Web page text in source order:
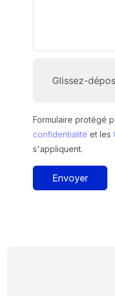
Glissez-
Formulaire protégé
confidentialité et les
s'appliquent.
Envoyer